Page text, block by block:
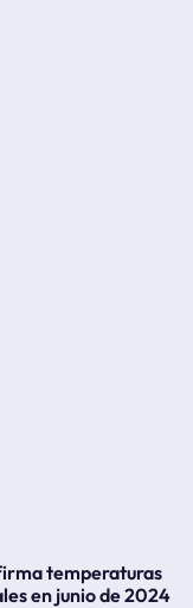
temperaturas
en junio de 2024